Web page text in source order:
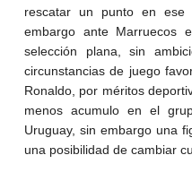
rescatar un punto en
embargo ante Marruecos
selección plana, sin
circunstancias de juego
Ronaldo, por méritos
menos acumulo en el
Uruguay, sin embargo una
una posibilidad de cambiar